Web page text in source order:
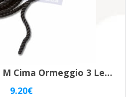
Gherlino 16mm 6 M Cima Ormeggio 3 Legnoli
9.20€